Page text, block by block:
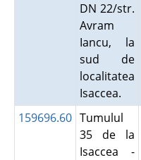
DN 22/str.
Avram
Iancu, la
sud de
localitatea
Isaccea.
159696.60 Tumulul
35 de la
Isaccea -